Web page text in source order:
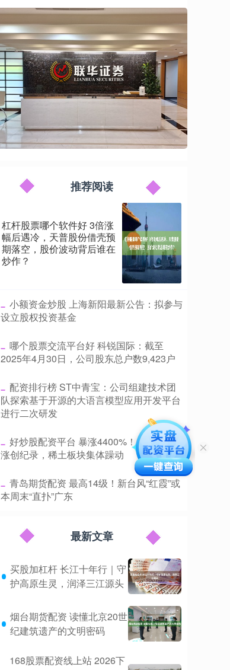
推荐阅读
杠杆股票哪个软件好 3倍涨
幅后遇冷，天普股份借壳预
期落空，股价波动背后谁在
炒作？
​小额资金炒股 上海新阳最新公告：拟参与
设立股权投资基金
​哪个股票交流平台好 科锐国际：截至
2025年4月30日，公司股东总户数9,423户
​配资排行榜 ST中青宝：公司组建技术团
队探索基于开源的大语言模型应用开发平台
进行二次研发
​好炒股配资平台 暴涨4400%！氧化钇疯
涨创纪录，稀土板块集体躁动
​青岛期货配资 最高14级！新台风“红霞”或
本周末“直扑”广东
最新文章
买股加杠杆 长江十年行｜守
护高原生灵，润泽三江源头
烟台期货配资 读懂北京20世
纪建筑遗产的文明密码
168股票配资线上站 2026下